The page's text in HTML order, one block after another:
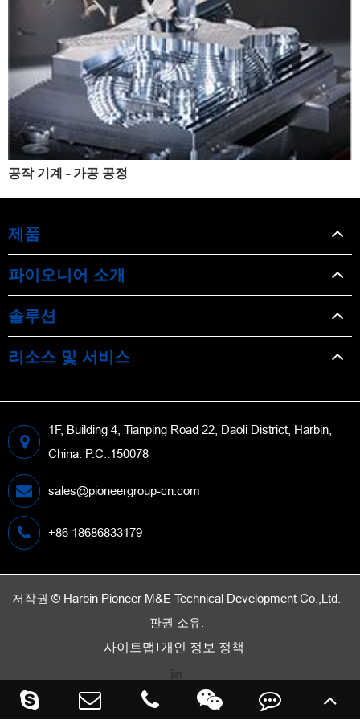
공작 기계 - 가공 공정
제품
파이오니어 소개
솔루션
리소스 및 서비스
1F, Building 4, Tianping Road 22, Daoli District, Harbin,
China. P.C.:150078
sales@pioneergroup-cn.com
+86 18686833179
저작권 © Harbin Pioneer M&E Technical Development Co.,Ltd.
판권 소유.
사이트맵 개인 정보 정책